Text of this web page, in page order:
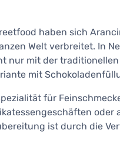
haben sich
Welt verbreitet. In
nur mit der
mit
für
oder
ist durch die